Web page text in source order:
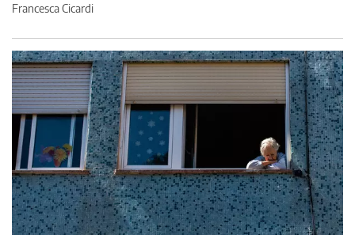
Francesca Cicardi